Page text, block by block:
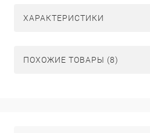
ХАРАКТЕРИСТИКИ
ПОХОЖИЕ ТОВАРЫ (8)